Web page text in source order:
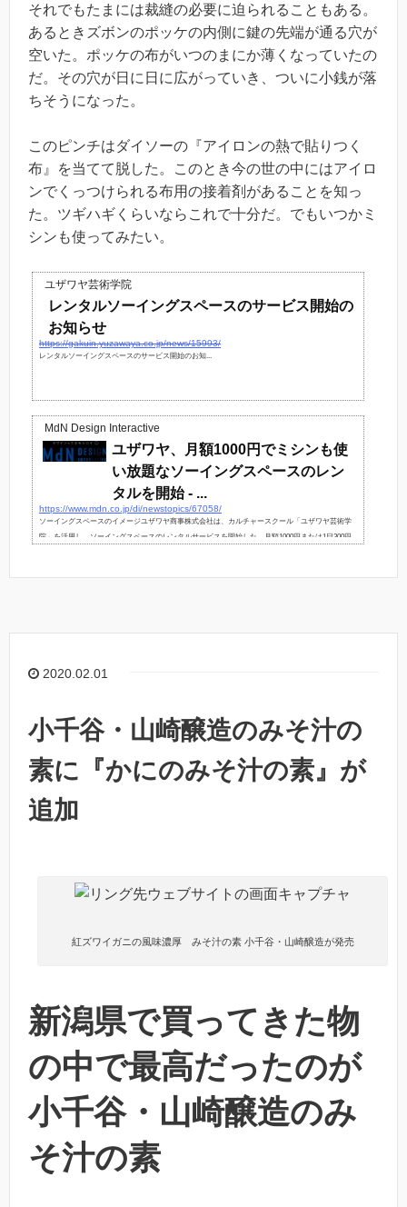
それでもたまには裁縫の必要に迫られることもある。
あるときズボンのポッケの内側に鍵の先端が通る穴が
空いた。ポッケの布がいつのまにか薄くなっていたの
だ。その穴が日に日に広がっていき、ついに小銭が落
ちそうになった。
このピンチはダイソーの『アイロンの熱で貼りつく
布』を当てて脱した。このとき今の世の中にはアイロ
ンでくっつけられる布用の接着剤があることを知っ
た。ツギハギくらいならこれで十分だ。でもいつかミ
シンも使ってみたい。
ユザワヤ芸術学院
レンタルソーイングスペースのサービス開始の
お知らせ
https://gakuin.yuzawaya.co.jp/news/15993/
レンタルソーイングスペースのサービス開始のお知...
MdN Design Interactive
ユザワヤ、月額1000円でミシンも使
い放題なソーイングスペースのレン
タルを開始 - ...
https://www.mdn.co.jp/di/newstopics/67058/
ソーイングスペースのイメージユザワヤ商事株式会社は、カルチャースクール「ユザワヤ芸術学
院」を活用し、ソーイングスペースのレンタルサービスを開始した。月額1000円または1日300円
2020.02.01
小千谷・山崎醸造のみそ汁の
素に『かにのみそ汁の素』が
追加
紅ズワイガニの風味濃厚 みそ汁の素 小千谷・山崎醸造が発売
新潟県で買ってきた物
の中で最高だったのが
小千谷・山崎醸造のみ
そ汁の素